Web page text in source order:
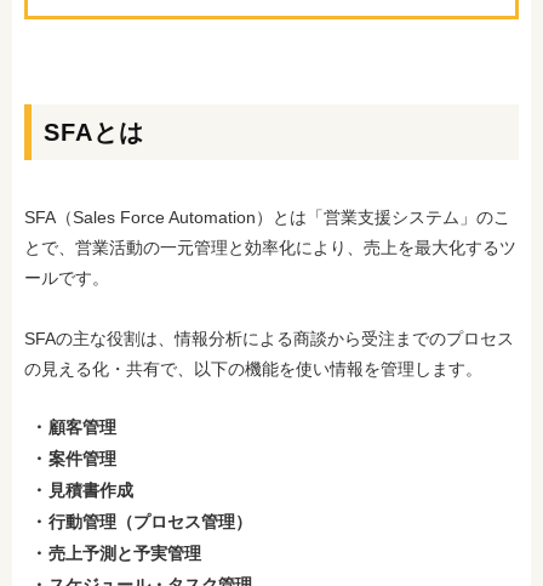
SFAとは
SFA（Sales Force Automation）とは「営業支援システム」のこ
とで、営業活動の一元管理と効率化により、売上を最大化するツ
ールです。
SFAの主な役割は、情報分析による商談から受注までのプロセス
の見える化・共有で、以下の機能を使い情報を管理します。
顧客管理
案件管理
見積書作成
行動管理（プロセス管理）
売上予測と予実管理